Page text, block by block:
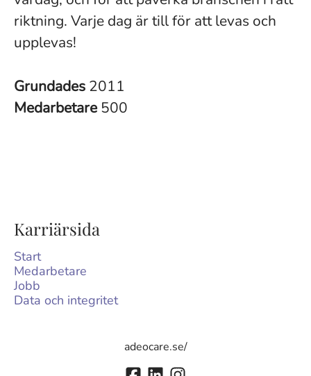
riktning. Varje dag är till för att levas och
upplevas!
Grundades 2011
Medarbetare500
Karriärsida
Start
Medarbetare
Jobb
Data och integritet
adeocare.se/